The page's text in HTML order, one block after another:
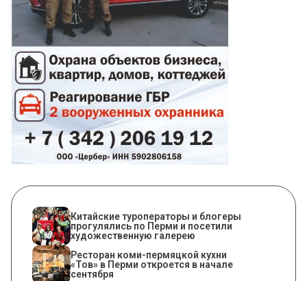
Китайские туроператоры и блогеры
прогулялись по Перми и посетили
художественную галерею
Ресторан коми-пермяцкой кухни
«Тов» в Перми откроется в начале
сентября